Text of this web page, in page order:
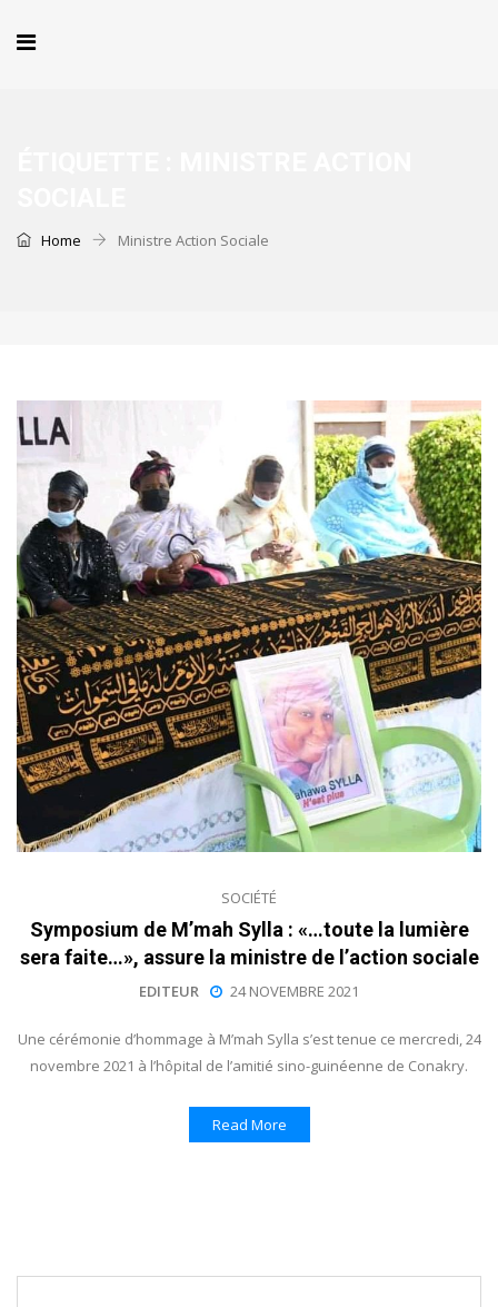
Home Ministre Action Sociale
SOCIÉTÉ
Symposium de M’mah Sylla : «…toute la lumière
sera faite…», assure la ministre de l’action sociale
EDITEUR 24 NOVEMBRE 2021
Une cérémonie d’hommage à M’mah Sylla s’est tenue ce mercredi, 24
novembre 2021 à l’hôpital de l’amitié sino-guinéenne de Conakry.
Read More